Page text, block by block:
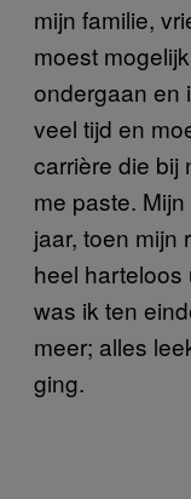
mijn familie,
moest
ondergaan en
veel tijd en
carrière die bij
me paste.
jaar, toen mijn
heel harteloos
was ik ten
meer; alles
ging.